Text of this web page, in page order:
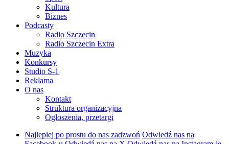
Kultura
Biznes
Podcasty
Radio Szczecin
Radio Szczecin Extra
Muzyka
Konkursy
Studio S-1
Reklama
O nas
Kontakt
Struktura organizacyjna
Ogłoszenia, przetargi
Najlepiej po prostu do nas zadzwoń Odwiedź nas na